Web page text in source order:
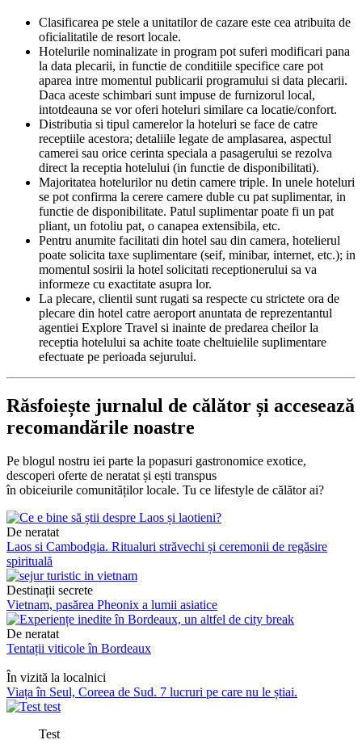
Clasificarea pe stele a unitatilor de cazare este cea atribuita de
oficialitatile de resort locale.
Hotelurile nominalizate in program pot suferi modificari pana
la data plecarii, in functie de conditiile specifice care pot
aparea intre momentul publicarii programului si data plecarii.
Daca aceste schimbari sunt impuse de furnizorul local,
intotdeauna se vor oferi hoteluri similare ca locatie/confort.
Distributia si tipul camerelor la hoteluri se face de catre
receptiile acestora; detaliile legate de amplasarea, aspectul
camerei sau orice cerinta speciala a pasagerului se rezolva
direct la receptia hotelului (in functie de disponibilitati).
Majoritatea hotelurilor nu detin camere triple. In unele hoteluri
se pot confirma la cerere camere duble cu pat suplimentar, in
functie de disponibilitate. Patul suplimentar poate fi un pat
pliant, un fotoliu pat, o canapea extensibila, etc.
Pentru anumite facilitati din hotel sau din camera, hotelierul
poate solicita taxe suplimentare (seif, minibar, internet, etc.); in
momentul sosirii la hotel solicitati receptionerului sa va
informeze cu exactitate asupra lor.
La plecare, clientii sunt rugati sa respecte cu strictete ora de
plecare din hotel catre aeroport anuntata de reprezentantul
agentiei Explore Travel si inainte de predarea cheilor la
receptia hotelului sa achite toate cheltuielile suplimentare
efectuate pe perioada sejurului.
Răsfoiește jurnalul de călător și accesează
recomandările noastre
Pe blogul nostru iei parte la popasuri gastronomice exotice,
descoperi oferte de neratat și ești transpus
în obiceiurile comunităților locale. Tu ce lifestyle de călător ai?
De neratat
Laos si Cambodgia. Ritualuri străvechi și ceremonii de regăsire
spirituală
Destinații secrete
Vietnam, pasărea Pheonix a lumii asiatice
De neratat
Tentații viticole în Bordeaux
În vizită la localnici
Viața în Seul, Coreea de Sud. 7 lucruri pe care nu le știai.
Test